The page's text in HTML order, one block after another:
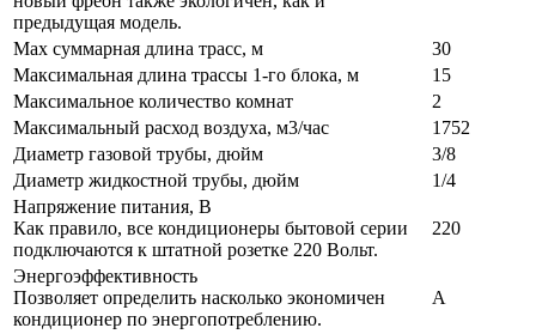
предыдущая модель.
Max суммарная длина трасс, м
30
Максимальная длина трассы 1-го блока, м
15
Максимальное количество комнат
2
Максимальный расход воздуха, м3/час
1752
Диаметр газовой трубы, дюйм
3/8
Диаметр жидкостной трубы, дюйм
1/4
Напряжение питания, В
Как правило, все кондиционеры бытовой серии
подключаются к штатной розетке 220 Вольт.
220
Энергоэффективность
Позволяет определить насколько экономичен
кондиционер по энергопотреблению.
A